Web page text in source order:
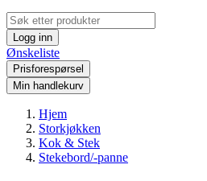
Logg inn
Ønskeliste
Prisforespørsel
Min handlekurv
Hjem
Storkjøkken
Kok & Stek
Stekebord/-panne